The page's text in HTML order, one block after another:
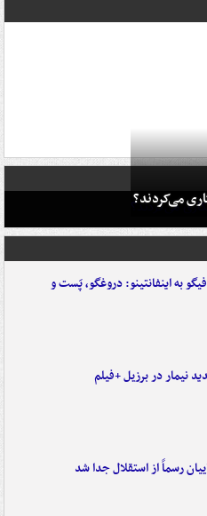
می‌کردند؟
به اینفانتینو: دروغگو، پَست‌ و
نیمار در برزیل +فیلم
رسماً از استقلال جدا شد